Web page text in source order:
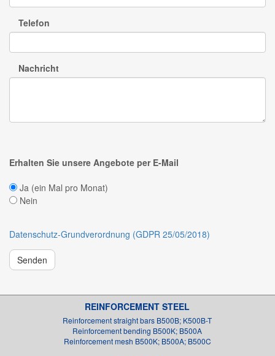
Telefon
Nachricht
Erhalten Sie unsere Angebote per E-Mail
Ja (ein Mal pro Monat)
Nein
Datenschutz-Grundverordnung (GDPR 25/05/2018)
Senden
REINFORCEMENT STEEL
Reinforcement straight bars B500B; K500B-T
Reinforcement bending B500K; B500A
Reinforcement mesh B500K; B500A; B500C